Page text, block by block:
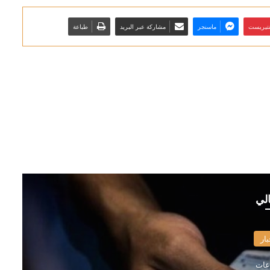
ماسنجر مشاركة عبر البريد طباعة